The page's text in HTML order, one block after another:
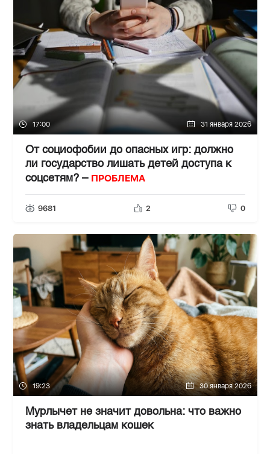
17:00 31 января 2026
От социофобии до опасных игр: должно
ли государство лишать детей доступа к
соцсетям? – ПРОБЛЕМА
9681 2 0
19:23 30 января 2026
Мурлычет не значит довольна: что важно
знать владельцам кошек